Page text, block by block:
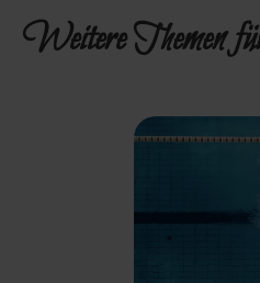
Weitere Themen